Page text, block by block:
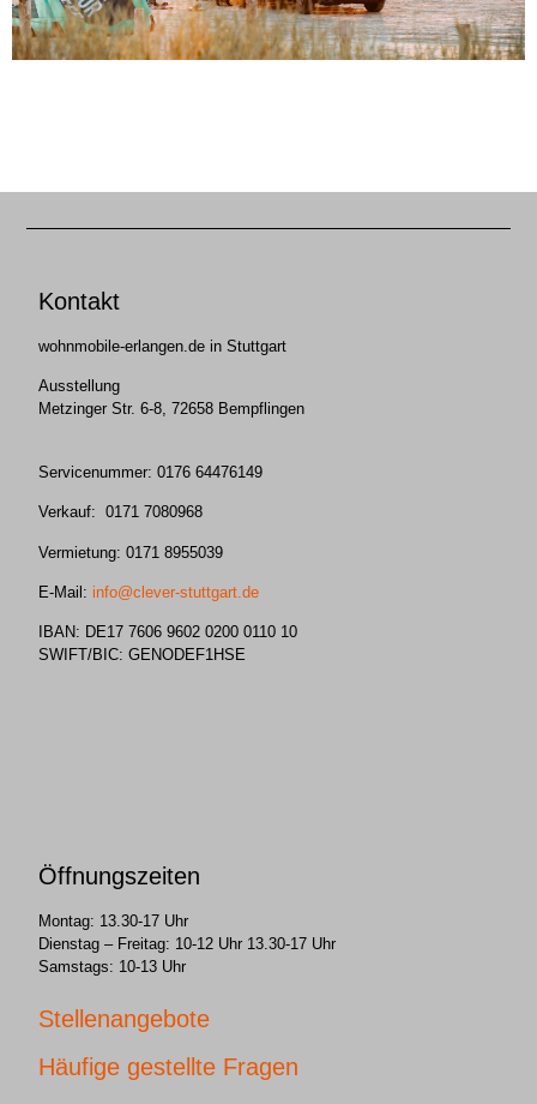
Kontakt
wohnmobile-erlangen.de in Stuttgart
Ausstellung
Metzinger Str. 6-8, 72658 Bempflingen
Servicenummer: 0176 64476149
Verkauf: 0171 7080968
Vermietung: 0171 8955039
E-Mail: info@clever-stuttgart.de
IBAN: DE17 7606 9602 0200 0110 10
SWIFT/BIC: GENODEF1HSE
Öffnungszeiten
Montag: 13.30-17 Uhr
Dienstag – Freitag: 10-12 Uhr 13.30-17 Uhr
Samstags: 10-13 Uhr
Stellenangebote
Häufige gestellte Fragen